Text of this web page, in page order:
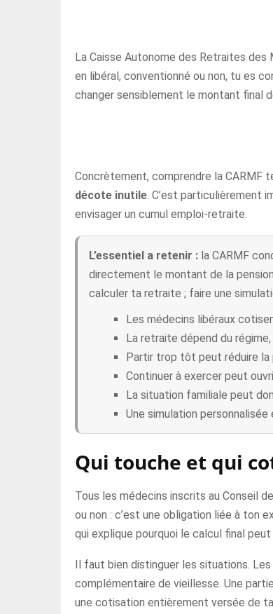
La Caisse Autonome des Retraites des
en libéral, conventionné ou non, tu es
changer sensiblement le montant final
Concrètement, comprendre la CARMF
décote inutile. C’est particulièrement
envisager un cumul emploi-retraite.
L’essentiel a retenir : la CARMF
directement le montant de la
calculer ta retraite ; faire une
Les médecins libéraux
La retraite dépend du
Partir trop tôt peut réduire la
Continuer à exercer peut
La situation familiale peut
Une simulation
Qui touche et qui
Tous les médecins inscrits au Conseil
ou non : c’est une obligation liée à ton
qui explique pourquoi le calcul final
Il faut bien distinguer les situations.
complémentaire de vieillesse. Une
une cotisation entièrement versée de